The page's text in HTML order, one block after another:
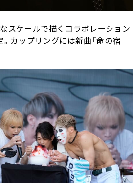
スケールで描くコラボレーション
。カップリングには新曲「命の宿